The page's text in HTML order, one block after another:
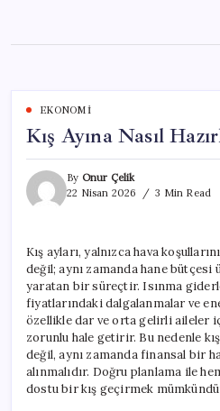
content
EKONOMI
Kış Ayına Nasıl
By Onur Çelik
22 Nisan 2026
3 Min Read
Kış ayları, yalnızca hava
değil; aynı zamanda hane
yaratan bir süreçtir. Isınma
fiyatlarındaki dalgalanmalar ve
özellikle dar ve orta gelirli aileler
zorunlu hale getirir. Bu nedenle
değil, aynı zamanda finansal bir
alınmalıdır. Doğru planlama ile
dostu bir kış geçirmek